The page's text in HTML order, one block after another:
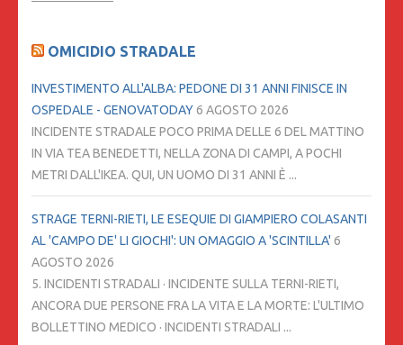
OMICIDIO STRADALE
INVESTIMENTO ALL'ALBA: PEDONE DI 31 ANNI FINISCE IN
OSPEDALE - GENOVATODAY6 AGOSTO 2026
INCIDENTE STRADALE POCO PRIMA DELLE 6 DEL MATTINO
IN VIA TEA BENEDETTI, NELLA ZONA DI CAMPI, A POCHI
METRI DALL'IKEA. QUI, UN UOMO DI 31 ANNI È ...
STRAGE TERNI-RIETI, LE ESEQUIE DI GIAMPIERO COLASANTI
AL 'CAMPO DE' LI GIOCHI': UN OMAGGIO A 'SCINTILLA' 6
AGOSTO 2026
5. INCIDENTI STRADALI · INCIDENTE SULLA TERNI-RIETI,
ANCORA DUE PERSONE FRA LA VITA E LA MORTE: L'ULTIMO
BOLLETTINO MEDICO · INCIDENTI STRADALI ...